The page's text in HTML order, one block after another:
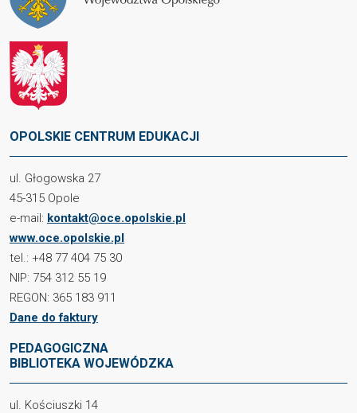
OPOLSKIE CENTRUM EDUKACJI
ul. Głogowska 27
45-315 Opole
e-mail: kontakt@oce.opolskie.pl
www.oce.opolskie.pl
tel.: +48 77 404 75 30
NIP: 754 312 55 19
REGON: 365 183 911
Dane do faktury
PEDAGOGICZNA
BIBLIOTEKA WOJEWÓDZKA
ul. Kościuszki 14